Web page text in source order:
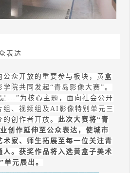
表达
公众开放的重要参与板块，黄盒
学院共同发起“青岛影像大赛”。
...” 为核心主题，面向社会公开
组、视频组及 AI 影像特别单元三
创作者开放。 此次大赛将“青
创作延伸至公众表达，使城市
术家、师生拓展至每一位关注青
人。获奖作品将入选黄盒子美术
”单元展出。